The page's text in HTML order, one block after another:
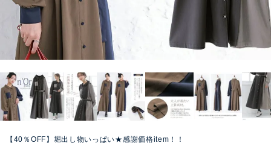
【40％OFF】堀出し物いっぱい★感謝価格item！！